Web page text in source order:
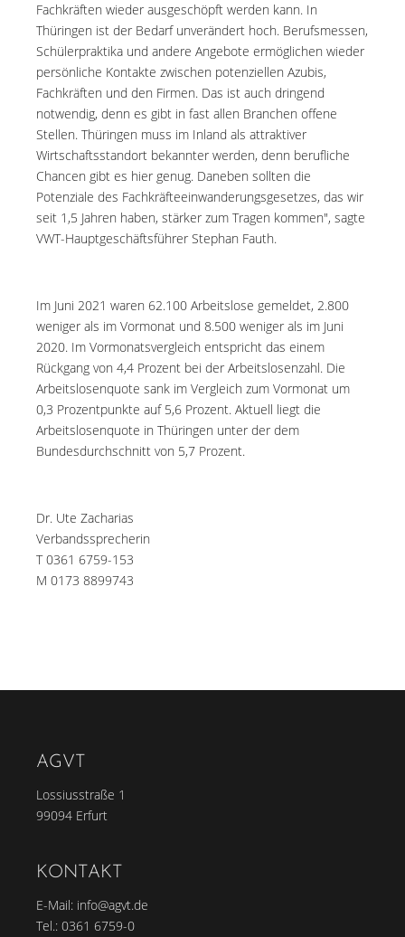
Fachkräften wieder ausgeschöpft werden kann. In
Thüringen ist der Bedarf unverändert hoch. Berufsmessen,
Schülerpraktika und andere Angebote ermöglichen wieder
persönliche Kontakte zwischen potenziellen Azubis,
Fachkräften und den Firmen. Das ist auch dringend
notwendig, denn es gibt in fast allen Branchen offene
Stellen. Thüringen muss im Inland als attraktiver
Wirtschaftsstandort bekannter werden, denn berufliche
Chancen gibt es hier genug. Daneben sollten die
Potenziale des Fachkräfteeinwanderungsgesetzes, das wir
seit 1,5 Jahren haben, stärker zum Tragen kommen", sagte
VWT-Hauptgeschäftsführer Stephan Fauth.
Im Juni 2021 waren 62.100 Arbeitslose gemeldet, 2.800
weniger als im Vormonat und 8.500 weniger als im Juni
2020. Im Vormonatsvergleich entspricht das einem
Rückgang von 4,4 Prozent bei der Arbeitslosenzahl. Die
Arbeitslosenquote sank im Vergleich zum Vormonat um
0,3 Prozentpunkte auf 5,6 Prozent. Aktuell liegt die
Arbeitslosenquote in Thüringen unter der dem
Bundesdurchschnitt von 5,7 Prozent.
Dr. Ute Zacharias
Verbandssprecherin
T 0361 6759-153
M 0173 8899743
AGVT
Lossiusstraße 1
99094 Erfurt
KONTAKT
E-Mail: info@agvt.de
Tel.: 0361 6759-0